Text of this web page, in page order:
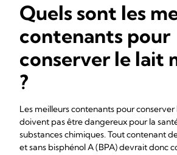
Quels sont les
contenants pour
conserver le lait
?
Les meilleurs contenants pour
doivent pas être dangereux pour la
substances chimiques. Tout contenant
et sans bisphénol A (BPA) devrait donc